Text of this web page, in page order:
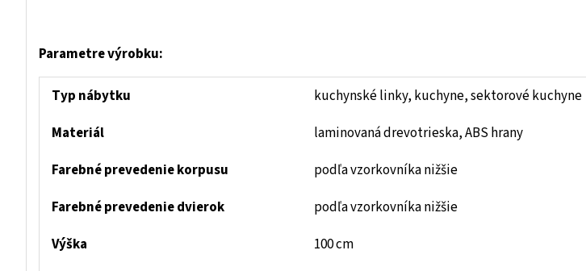
Parametre výrobku:
Typ nábytku
kuchynské linky, kuchyne, sektorové kuchyne
Materiál
laminovaná drevotrieska, ABS hrany
Farebné prevedenie korpusu
podľa vzorkovníka nižšie
Farebné prevedenie dvierok
podľa vzorkovníka nižšie
Výška
100 cm